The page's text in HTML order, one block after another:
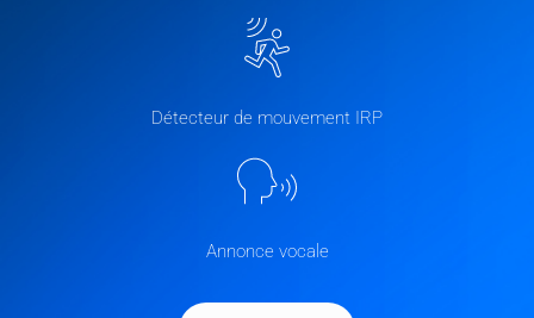
Détecteur de mouvement IRP
Annonce vocale